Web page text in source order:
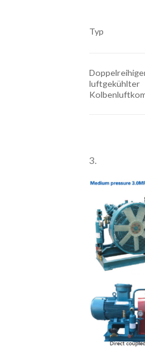
Typ
luftgekühlter
3.